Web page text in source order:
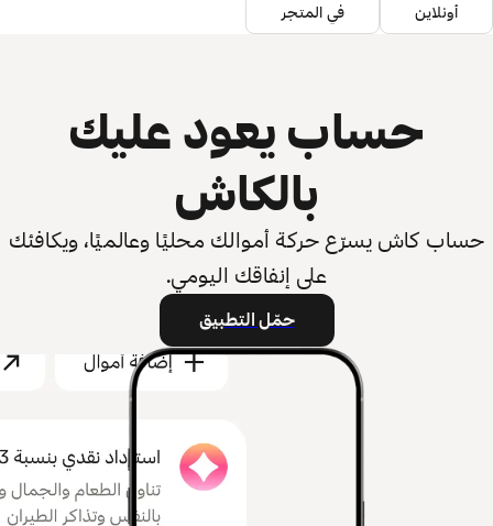
أونلاين في المتجر
حساب يعود عليك
بالكاش
حساب كاش يسرّع حركة أموالك محليًا وعالميًا، ويكافئك
على إنفاقك اليومي.
حمّل التطبيق